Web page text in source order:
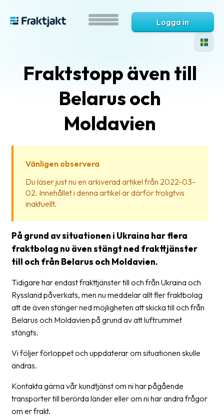
är
Hjälp?
frågor
svar
Paketering
Frakthandlingar
Skrivarinställningar
Tulldeklarationer
Upphämtningar
Manualer
Logga in
Fraktstopp även till
Belarus och
Moldavien
Vänligen observera
Du läser just nu en arkiverad artikel från 2022-03-
02. Innehållet i denna artikel är därför troligtvis
inaktuellt.
På grund av situationen i Ukraina har flera
fraktbolag nu även stängt ned frakttjänster
till och från Belarus och Moldavien.
Tidigare har endast frakttjänster till och från Ukraina och
Ryssland påverkats, men nu meddelar allt fler fraktbolag
att de även stänger ned möjligheten att skicka till och från
Belarus och Moldavien på grund av att luftrummet
stängts.
Vi följer förloppet och uppdaterar om situationen skulle
ändras.
Kontakta gärna vår kundtjänst om ni har pågående
transporter till berörda länder eller om ni har andra frågor
om er frakt.